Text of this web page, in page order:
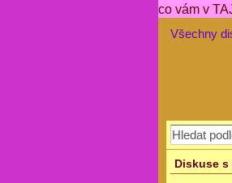
co vám v
Všechny
Diskuse